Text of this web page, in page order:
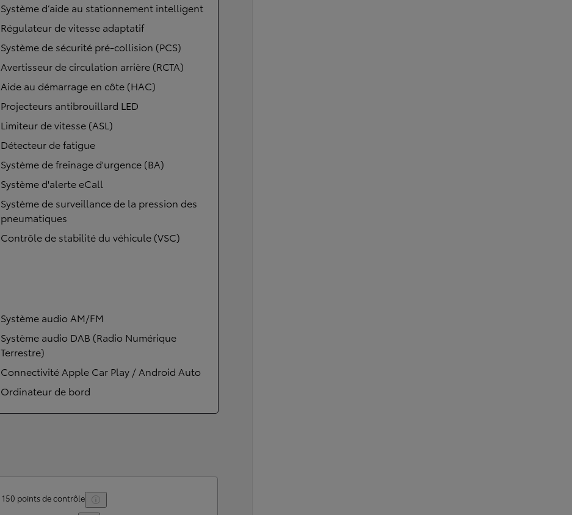
Système d’aide au stationnement intelligent
Régulateur de vitesse adaptatif
Système de sécurité pré-collision (PCS)
Avertisseur de circulation arrière (RCTA)
Aide au démarrage en côte (HAC)
Projecteurs antibrouillard LED
Limiteur de vitesse (ASL)
Détecteur de fatigue
Système de freinage d'urgence (BA)
Système d'alerte eCall
Système de surveillance de la pression des
pneumatiques
Contrôle de stabilité du véhicule (VSC)
Système audio AM/FM
Système audio DAB (Radio Numérique
Terrestre)
Connectivité Apple Car Play / Android Auto
Ordinateur de bord
150 points de contrôle